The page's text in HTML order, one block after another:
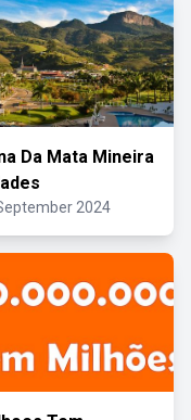
Da Mata Mineira
2024